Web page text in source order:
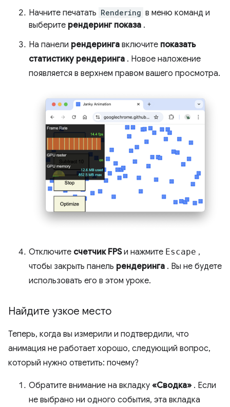
Начните печатать Rendering в меню команд и
выберите рендеринг показа .
На панели рендеринга включите показать
статистику рендеринга . Новое наложение
появляется в верхнем правом вашего просмотра.
Отключите счетчик FPSи нажмите Escape ,
чтобы закрыть панель рендеринга . Вы не будете
использовать его в этом уроке.
Найдите узкое место
Теперь, когда вы измерили и подтвердили, что
анимация не работает хорошо, следующий вопрос,
который нужно ответить: почему?
Обратите внимание на вкладку «Сводка» . Если
не выбрано ни одного события, эта вкладка